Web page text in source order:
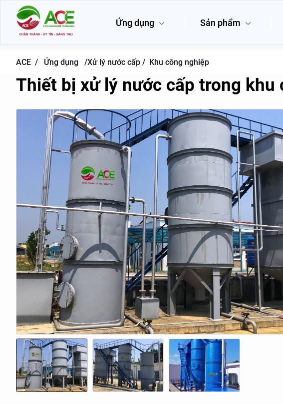
Ứng dụng Sản phẩm
ACE / Ứng dụng /Xử lý nước cấp / Khu công nghiệp
Thiết bị xử lý nước cấp trong khu